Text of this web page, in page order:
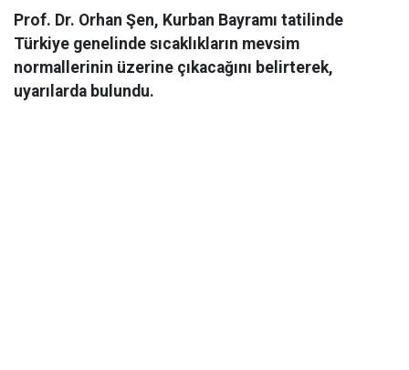
Prof. Dr. Orhan Şen, Kurban Bayramı tatilinde
Türkiye genelinde sıcaklıkların mevsim
normallerinin üzerine çıkacağını belirterek,
uyarılarda bulundu.